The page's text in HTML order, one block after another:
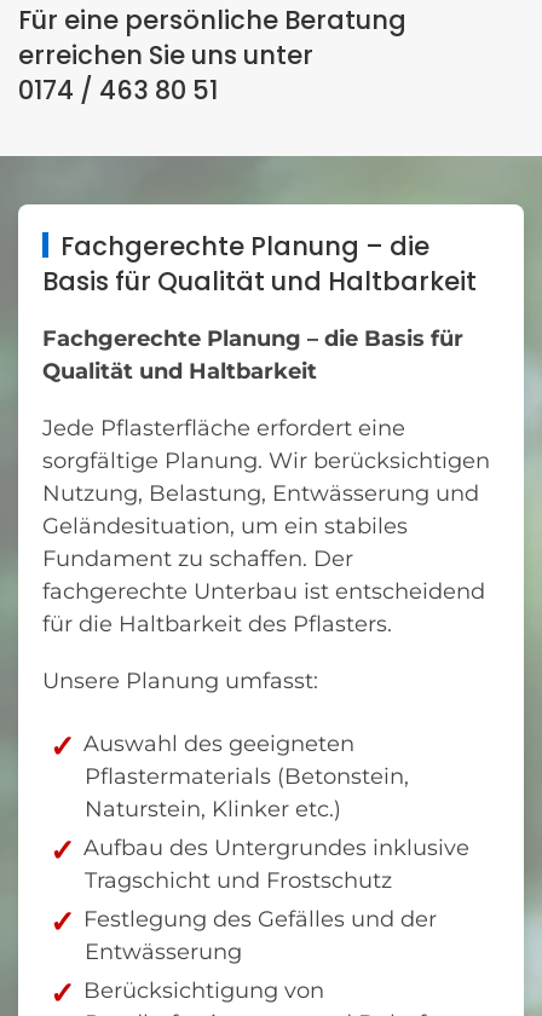
Für eine persönliche Beratung
erreichen Sie uns unter
0174 / 463 80 51
Fachgerechte Planung – die
Basis für Qualität und Haltbarkeit
Fachgerechte Planung – die Basis für
Qualität und Haltbarkeit
Jede Pflasterfläche erfordert eine
sorgfältige Planung. Wir berücksichtigen
Nutzung, Belastung, Entwässerung und
Geländesituation, um ein stabiles
Fundament zu schaffen. Der
fachgerechte Unterbau ist entscheidend
für die Haltbarkeit des Pflasters.
Unsere Planung umfasst:
Auswahl des geeigneten
Pflastermaterials (Betonstein,
Naturstein, Klinker etc.)
Aufbau des Untergrundes inklusive
Tragschicht und Frostschutz
Festlegung des Gefälles und der
Entwässerung
Berücksichtigung von